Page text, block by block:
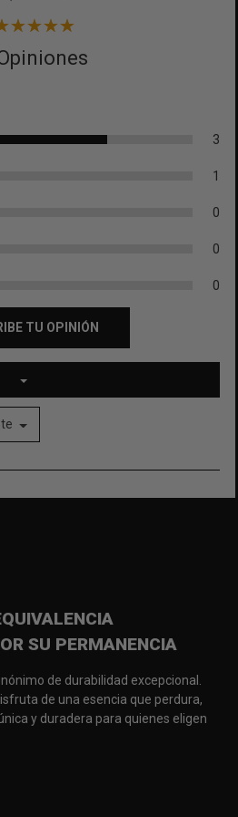
3
1
0
0
0
TU OPINIÓN
SU PERMANENCIA
de durabilidad excepcional.
de una esencia que perdura,
y duradera para quienes eligen